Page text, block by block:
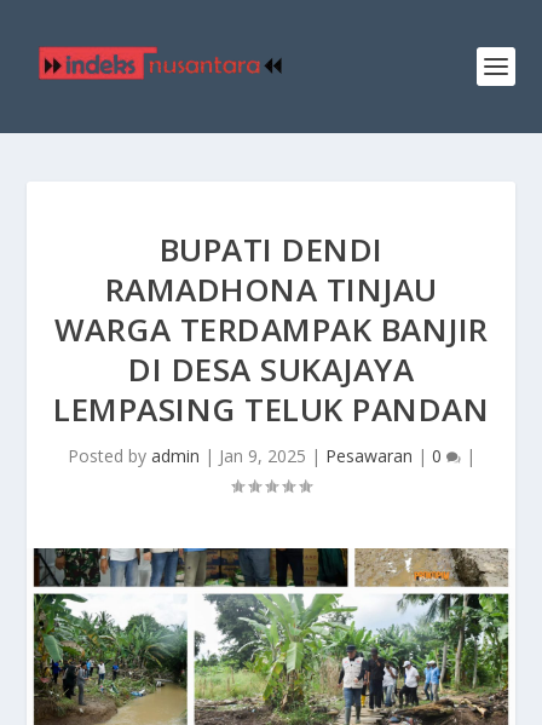
BUPATI DENDI
RAMADHONA TINJAU
WARGA TERDAMPAK BANJIR
DI DESA SUKAJAYA
LEMPASING TELUK PANDAN
Posted by admin | Jan 9, 2025 | Pesawaran | 0 |